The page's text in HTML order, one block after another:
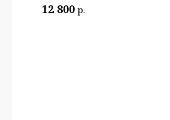
12 800 р.